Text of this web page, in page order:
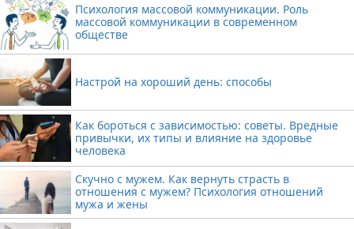
Психология массовой коммуникации. Роль
массовой коммуникации в современном
обществе
Настрой на хороший день: способы
Как бороться с зависимостью: советы. Вредные
привычки, их типы и влияние на здоровье
человека
Скучно с мужем. Как вернуть страсть в
отношения с мужем? Психология отношений
мужа и жены